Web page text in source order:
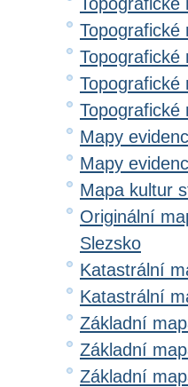
Mapy
Mapy
Mapa kultur
Originální
Slezsko
Katastrální
Katastrální
Základní
Základní
Základní